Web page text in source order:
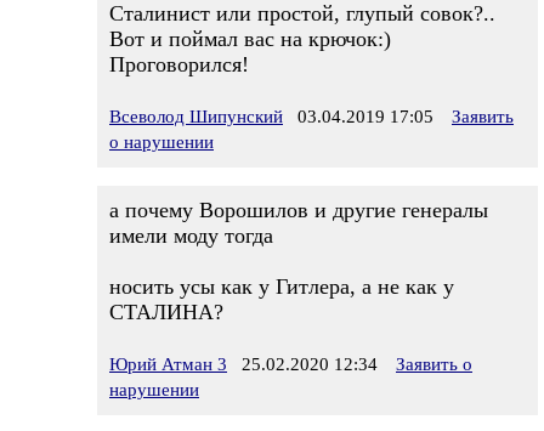
Сталинист или простой, глупый совок?..
Вот и поймал вас на крючок:)
Проговорился!
Всеволод Шипунский 03.04.2019 17:05
Заявить
о нарушении
а почему Ворошилов и другие генералы
имели моду тогда
носить усы как у Гитлера, а не как у
СТАЛИНА?
Юрий Атман 3 25.02.2020 12:34
Заявить о
нарушении